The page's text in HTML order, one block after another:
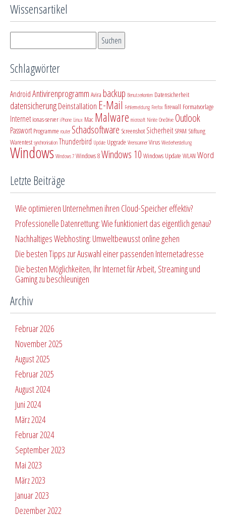
Wissensartikel
Schlagwörter
AndroidAntivirenprogramm Avira backup Benutzerkonten Datensicherheit
datensicherungDeinstallation E-Mail Fehlermeldung Firefox firewall Formatvorlage
Internet ionas-server iPhone Linux Mac Malware microsoft Ninite OneDrive Outlook
Passwort Programme router Schadsoftware Screenshot Sicherheit SPAM Stiftung
Warentest synchronisation Thunderbird Update Upgrade Virenscanner Virus Wiederherstellung
Windows Windows 7 Windows 8Windows 10 Windows Update WLAN Word
Letzte Beiträge
Wie optimieren Unternehmen ihren Cloud-Speicher effektiv?
Professionelle Datenrettung: Wie funktioniert das eigentlich genau?
Nachhaltiges Webhosting: Umweltbewusst online gehen
Die besten Tipps zur Auswahl einer passenden Internetadresse
Die besten Möglichkeiten, Ihr Internet für Arbeit, Streaming und
Gaming zu beschleunigen
Archiv
Februar 2026
November 2025
August 2025
Februar 2025
August 2024
Juni 2024
März 2024
Februar 2024
September 2023
Mai 2023
März 2023
Januar 2023
Dezember 2022